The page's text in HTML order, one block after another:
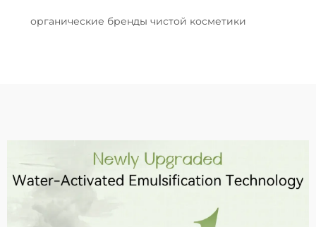
органические бренды чистой косметики